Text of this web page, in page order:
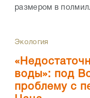
размером в
Экология
воды»: под
проблему с